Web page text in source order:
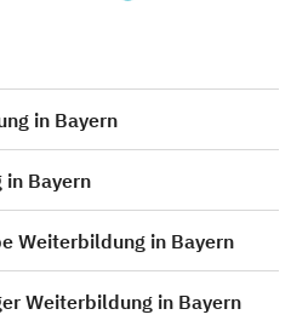
in Bayern
Bayern
Weiterbildung in Bayern
Weiterbildung in Bayern